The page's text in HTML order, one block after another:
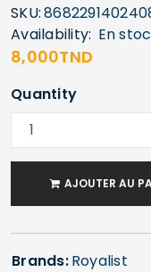
SKU:
Availability: En
8,000TND
Quantity
AJOUTER AU
Brands:Royalist